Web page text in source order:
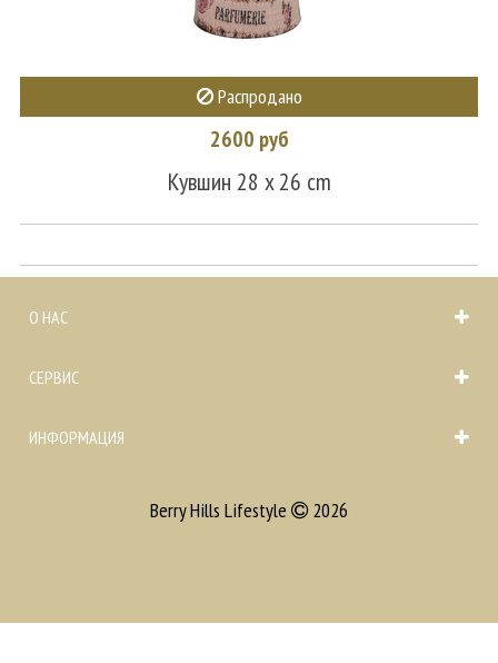
Распродано
2600 руб
Кувшин 28 x 26 cm
О НАС
СЕРВИС
ИНФОРМАЦИЯ
Berry Hills Lifestyle 2026